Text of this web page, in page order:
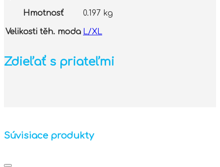
Hmotnosť 0.197 kg
Velikosti těh. moda L/XL
Zdieľať s priateľmi
Súvisiace produkty